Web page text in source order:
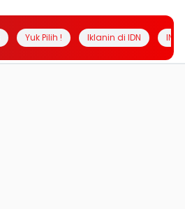
Yuk Pilih ! Iklanin di IDN